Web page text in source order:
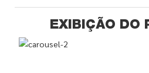
EXIBIÇÃO DO